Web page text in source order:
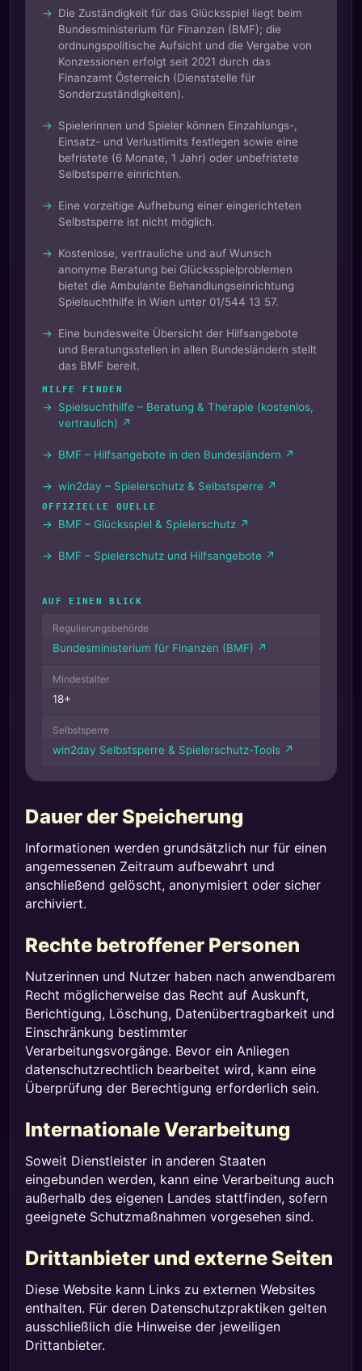
AUF EINEN BLICK
Regulierungsbehörde
Bundesministerium für Finanzen (BMF) ↗
Mindestalter
18+
Selbstsperre
win2day Selbstsperre & Spielerschutz-Tools ↗
Die Zuständigkeit für das Glücksspiel liegt beim
Bundesministerium für Finanzen (BMF); die
ordnungspolitische Aufsicht und die Vergabe von
Konzessionen erfolgt seit 2021 durch das
Finanzamt Österreich (Dienststelle für
Sonderzuständigkeiten).
Spielerinnen und Spieler können Einzahlungs-,
Einsatz- und Verlustlimits festlegen sowie eine
befristete (6 Monate, 1 Jahr) oder unbefristete
Selbstsperre einrichten.
Eine vorzeitige Aufhebung einer eingerichteten
Selbstsperre ist nicht möglich.
Kostenlose, vertrauliche und auf Wunsch
anonyme Beratung bei Glücksspielproblemen
bietet die Ambulante Behandlungseinrichtung
Spielsuchthilfe in Wien unter 01/544 13 57.
Eine bundesweite Übersicht der Hilfsangebote
und Beratungsstellen in allen Bundesländern stellt
das BMF bereit.
HILFE FINDEN
Spielsuchthilfe – Beratung & Therapie (kostenlos,
vertraulich) ↗
BMF – Hilfsangebote in den Bundesländern ↗
win2day – Spielerschutz & Selbstsperre ↗
OFFIZIELLE QUELLE
BMF – Glücksspiel & Spielerschutz ↗
BMF – Spielerschutz und Hilfsangebote ↗
Dauer der Speicherung
Informationen werden grundsätzlich nur für einen
angemessenen Zeitraum aufbewahrt und
anschließend gelöscht, anonymisiert oder sicher
archiviert.
Rechte betroffener Personen
Nutzerinnen und Nutzer haben nach anwendbarem
Recht möglicherweise das Recht auf Auskunft,
Berichtigung, Löschung, Datenübertragbarkeit und
Einschränkung bestimmter
Verarbeitungsvorgänge. Bevor ein Anliegen
datenschutzrechtlich bearbeitet wird, kann eine
Überprüfung der Berechtigung erforderlich sein.
Internationale Verarbeitung
Soweit Dienstleister in anderen Staaten
eingebunden werden, kann eine Verarbeitung auch
außerhalb des eigenen Landes stattfinden, sofern
geeignete Schutzmaßnahmen vorgesehen sind.
Drittanbieter und externe Seiten
Diese Website kann Links zu externen Websites
enthalten. Für deren Datenschutzpraktiken gelten
ausschließlich die Hinweise der jeweiligen
Drittanbieter.